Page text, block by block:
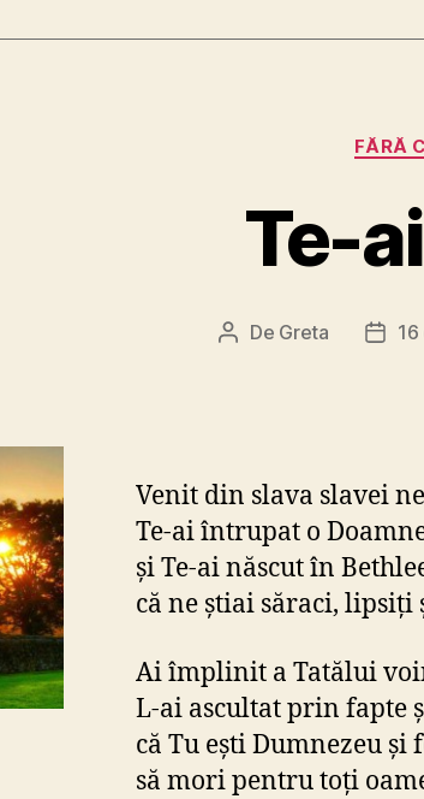
FĂRĂ
Te-
Autor
De Greta
Dată
Venit din slava slavei
Te-ai întrupat o
şi Te-ai născut în
că ne ştiai săraci, lipsiţi
Ai împlinit a Tatălui
L-ai ascultat prin fapte
că Tu eşti Dumnezeu şi
să mori pentru toţi